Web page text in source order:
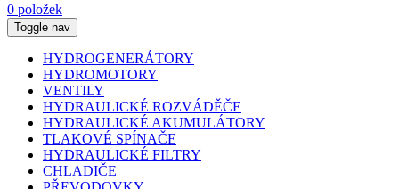
0 položek
Toggle nav
HYDROGENERÁTORY
HYDROMOTORY
VENTILY
HYDRAULICKÉ ROZVÁDĚČE
HYDRAULICKÉ AKUMULÁTORY
TLAKOVÉ SPÍNAČE
HYDRAULICKÉ FILTRY
CHLADIČE